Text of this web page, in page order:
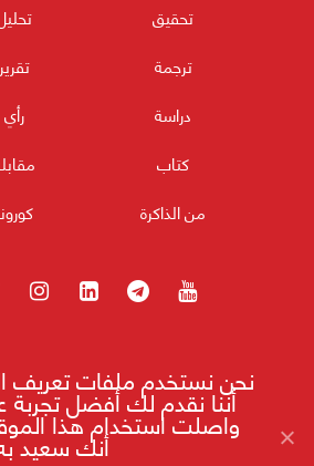
تحقيق
ترجمة
تقرير
دراسة
رأي
كتاب
من الذاكرة
إقرأ على موقع 180
الصين واليابان..
نحن نستخدم ملفات تعريف
أننا نقدم لك أفضل تجربة
واصلت استخدام هذا
أنك سعيد